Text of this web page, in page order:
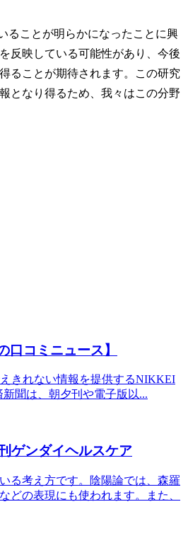
ることが明らかになったことに興
反映している可能性があり、今後
ることが期待されます。この研究
となり得るため、我々はこの分野
コミニュース】
きれない情報を提供するNIKKEI
聞は、朝夕刊や電子版以...
ゲンダイヘルスケア
る考え方です。陰陽論では、森羅
どの表現にも使われます。また、